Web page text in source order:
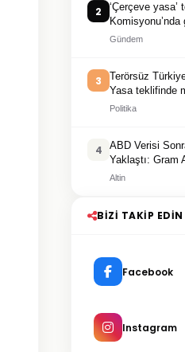
2
‘Çerçeve
Gündem
3
Terörsüz
Yasa teklifinde
Politika
4
ABD Verisi
Yaklaştı: Gram
Altin
BIZI TAKIP EDIN
Facebook
Instagram